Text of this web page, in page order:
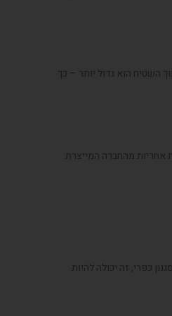
השטיח הוא גדול יותר – כך
אחריות מהחברה המייצרת.
כפרי, זה יכולה להיות